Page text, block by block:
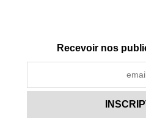
Recevoir nos